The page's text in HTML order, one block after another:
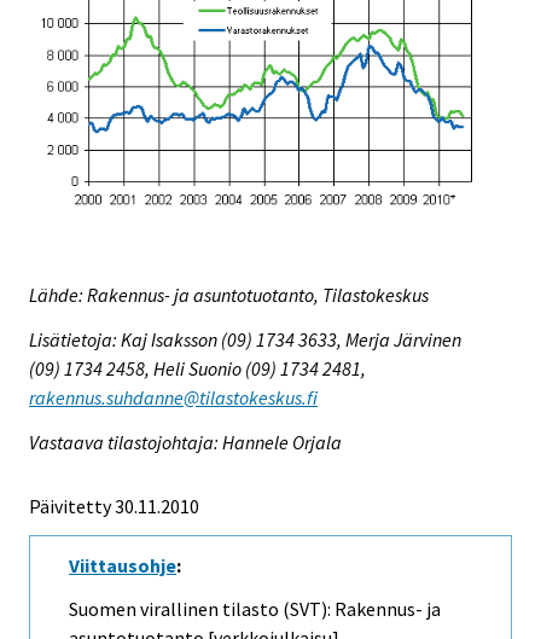
Lähde: Rakennus- ja asuntotuotanto, Tilastokeskus
Lisätietoja: Kaj Isaksson (09) 1734 3633, Merja Järvinen
(09) 1734 2458, Heli Suonio (09) 1734 2481,
rakennus.suhdanne@tilastokeskus.fi
Vastaava tilastojohtaja: Hannele Orjala
Päivitetty 30.11.2010
Viittausohje:
Suomen virallinen tilasto (SVT): Rakennus- ja